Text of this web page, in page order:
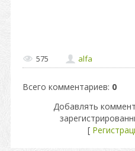
575 alfa
Всего комментариев: 0
Добавлять
[